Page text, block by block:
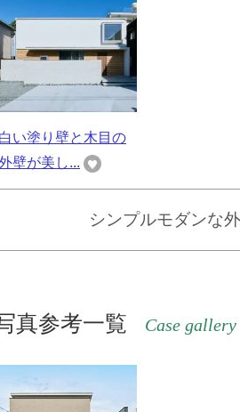
白い塗り壁と木目の
壁が美し...
シンプルモダンな
真参考一覧 Case gallery